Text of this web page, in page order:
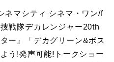
ネマシティ シネマ・ワン/f
戦隊デカレンジャー20th
ー』「デカグリーン&ボス
う!発声可能!トークショー